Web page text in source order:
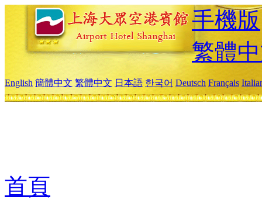
手機版
繁體
English 簡體中文 繁體中文 日本語 한국어 Deutsch Français
首頁